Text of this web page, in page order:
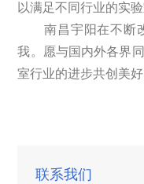
以满足不同行业的实验
南昌宇阳在不断改
我。愿与国内外各界
室行业的进步共创美好
联系我们